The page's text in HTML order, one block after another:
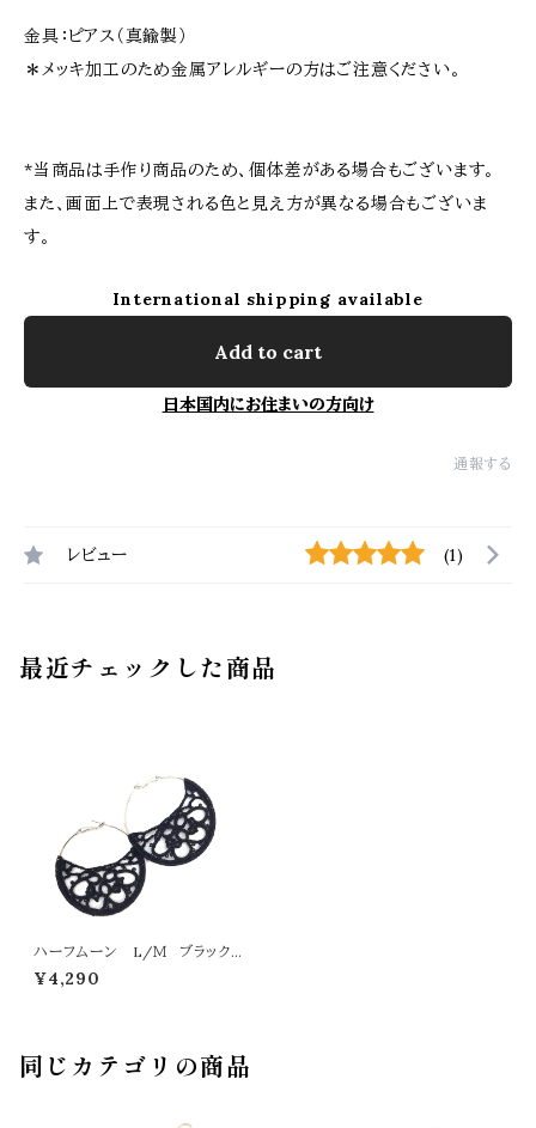
金具：ピアス（真鍮製）
＊メッキ加工のため金属アレルギーの方はご注意ください。
*当商品は手作り商品のため、個体差がある場合もございます。
また、画面上で表現される色と見え方が異なる場合もございま
す。
International shipping available
Add to cart
日本国内にお住まいの方向け
通報する
レビュー (1)
最近チェックした商品
ハーフムーン L/Ｍ ブラックラ
メ
¥4,290
同じカテゴリの商品